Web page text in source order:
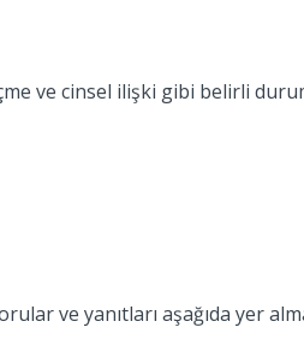
ve cinsel ilişki gibi belirli
ve yanıtları aşağıda yer